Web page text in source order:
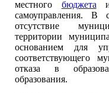
местного бюджета и
самоуправления.
отсутствие
территории
основанием для
соответствующего
отказа в
образования.